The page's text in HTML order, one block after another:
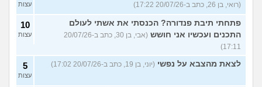
(רואי, בן 26, כתב ב-20/07/26 17:22) עצות
פתחתי תיבת פנדורה? הכנסתי את אשתי לעולם
התכנים ועכשיו אני חושש
(אבי, בן 30, כתב ב-20/07/26
17:11)
10
עצות
לצאת מהצבא על נפשי (יוני, בן 19, כתב ב-20/07/26 17:02) 5
עצות